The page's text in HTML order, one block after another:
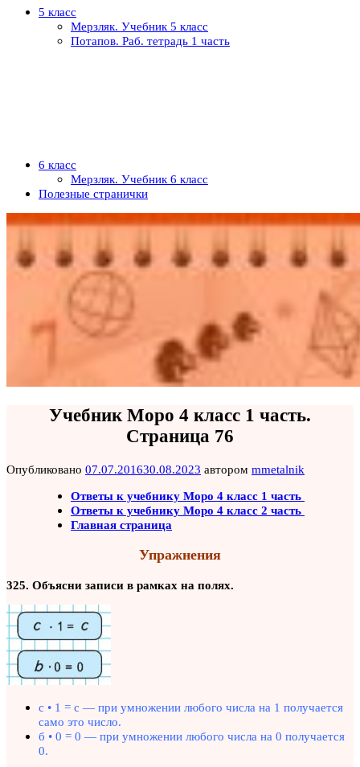
5 класс
Мерзляк. Учебник 5 класс
Потапов. Раб. тетрадь 1 часть
6 класс
Мерзляк. Учебник 6 класс
Полезные странички
Учебник Моро 4 класс 1 часть.
Страница 76
Опубликовано 07.07.201630.08.2023 автором mmetalnik
Ответы к учебнику Моро 4 класс 1 часть
Ответы к учебнику Моро 4 класс 2 часть
Главная страница
Упражнения
325. Объясни записи в рамках на полях.
с • 1 = с — при умножении любого числа на 1 получается
само это число.
б • 0 = 0 — при умножении любого числа на 0 получается
0.